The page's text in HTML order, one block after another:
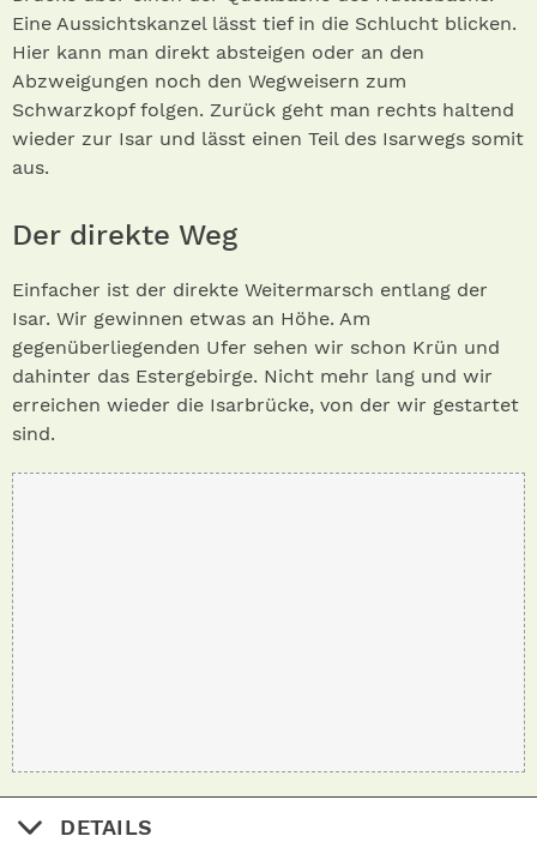
Eine Aussichtskanzel lässt tief in die Schlucht blicken.
Hier kann man direkt absteigen oder an den
Abzweigungen noch den Wegweisern zum
Schwarzkopf folgen. Zurück geht man rechts haltend
wieder zur Isar und lässt einen Teil des Isarwegs somit
aus.
Der direkte Weg
Einfacher ist der direkte Weitermarsch entlang der
Isar. Wir gewinnen etwas an Höhe. Am
gegenüberliegenden Ufer sehen wir schon Krün und
dahinter das Estergebirge. Nicht mehr lang und wir
erreichen wieder die Isarbrücke, von der wir gestartet
sind.
DETAILS